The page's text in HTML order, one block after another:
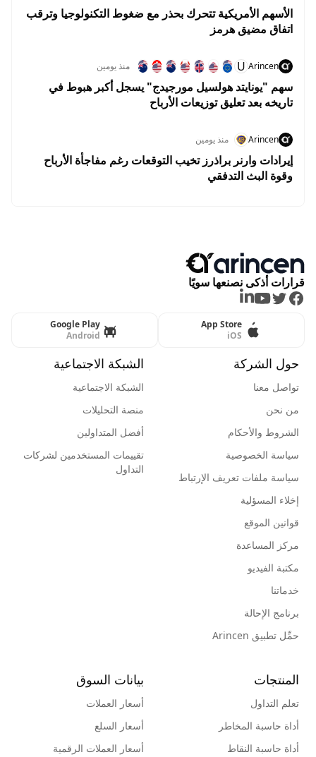
الأسهم الأمريكية تتحرك بحذر مع ضغوط التكنولوجيا وترقب
اتفاق مضيق هرمز
Arincen
U منذ يومين
سهم "يونايتد هولسيل مورجيدج" يسجل أكبر هبوط في
تاريخه بعد تعليق توزيعات الأرباح
Arincen منذ يومين
إيرادات وارنر براذرز تخيب التوقعات رغم مفاجأة الأرباح
وقوة البث التدفقي
قرارات أذكى نصنعها سويًا
Facebook
Twitter
Youtube
LinkedIn
App Store
iOS
Google Play
Android
حول الشركة
تواصل معنا
من نحن
الشروط والأحكام
سياسة الخصوصية
سياسة ملفات تعريف الإرتباط
إخلاء المسؤلية
قوانين الموقع
مركز المساعدة
مكتبة الفيديو
خدماتنا
برنامج الإحالة
حمِّل تطبيق Arincen
الشبكة الاجتماعية
الشبكة الاجتماعية
منصة التحليلات
أفضل المتداولين
تقييمات المستخدمين لشركات
التداول
المنتجات
تعلم التداول
أداة حاسبة المخاطر
أداة حاسبة النقاط
بيانات السوق
أسعار العملات
أسعار السلع
أسعار العملات الرقمية